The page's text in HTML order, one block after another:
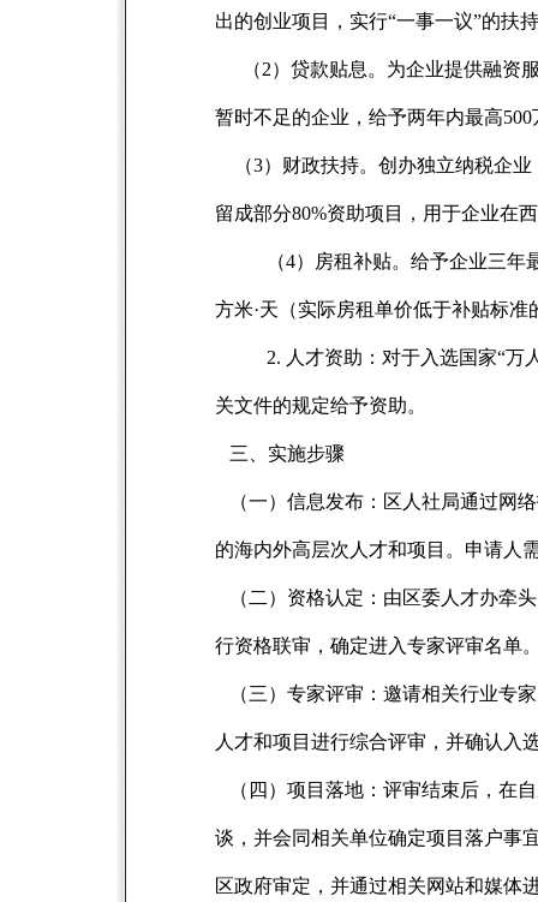
出的创业项目，实行“一事一议”的扶
（2）贷款贴息。为企业提供融资
暂时不足的企业，给予两年内最高
（3）财政扶持。创办独立纳税企
留成部分80%资助项目，用于企业在
（4）房租补贴。给予企业三
方米·天（实际房租单价低于补贴标
2. 人才资助：对于入选国家“万
关文件的规定给予资助。
三、实施步骤
（一）信息发布：区人社局通过网
的海内外高层次人才和项目。申请人
（二）资格认定：由区委人才办牵
行资格联审，确定进入专家评审名单
（三）专家评审：邀请相关行业专
人才和项目进行综合评审，并确认入
（四）项目落地：评审结束后，在
谈，并会同相关单位确定项目落户事
区政府审定，并通过相关网站和媒体